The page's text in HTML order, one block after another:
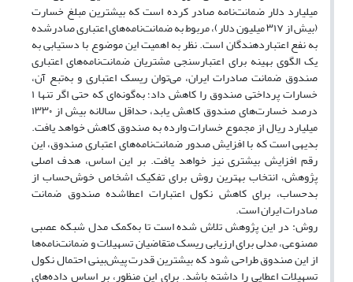
میلیارد دلار ضمانت‌نامه صادر کرده است که بیشترین مبلغ خسارت
(بیش از ۳۱۷ میلیون دلار)، مربوط به ضمانت‌نامه‌های اعتباری صادرشده
به نفع اعتباردهندگان است. نظر به اهمیت این موضوع با دستیابی به
یک الگوی بهینه برای اعتبارسنجی مشتریان ضمانت‌نامه‌های اعتباری
صندوق ضمانت صادرات ایران، می‌توان ریسک اعتباری و به‌تبع آن،
خسارات پرداختی صندوق را کاهش داد؛ به‌گونه‌ای که حتی اگر تنها ۱
درصد خسارت‌های صندوق کاهش یابد، حداقل سالانه بیش از ۱۳۳۰
میلیارد ریال از مجموع خسارات وارده به صندوق کاهش خواهد یافت.
بدیهی است که با افزایش صدور ضمانت‌نامه‌های اعتباری صندوق، این
رقم افزایش بیشتری نیز خواهد یافت. بر این اساس، هدف اصلی
پژوهش، انتخاب بهترین روش برای تفکیک اشخاص خوش‌حساب از
بدحساب، برای کاهش نکول اعتبارات اعطاشده صندوق ضمانت
صادرات ایران است.
روش: در این پژوهش تلاش شده است تا به‌کمک مدل شبکه عصبی
مصنوعی، مدلی برای ارزیابی ریسک متقاضیان تسهیلات و ضمانت‌نامه‌ها
از این صندوق طراحی شود که بیشترین قدرت پیش‌بینی احتمال نکول
تسهیلات اعطایی را داشته باشد. برای این منظور، بر اساس داده‌های